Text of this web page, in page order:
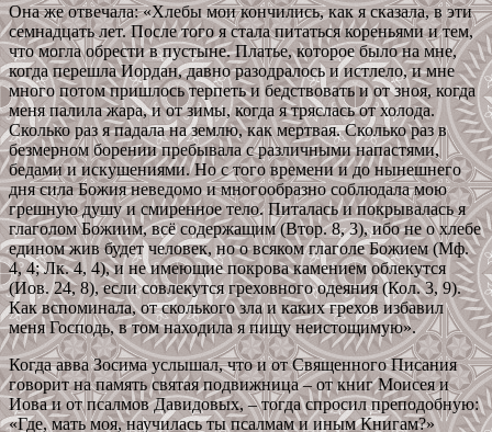
Она же отвечала: «Хлебы мои кончились, как я сказала, в эти
семнадцать лет. После того я стала питаться кореньями и тем,
что могла обрести в пустыне. Платье, которое было на мне,
когда перешла Иордан, давно разодралось и истлело, и мне
много потом пришлось терпеть и бедствовать и от зноя, когда
меня палила жара, и от зимы, когда я тряслась от холода.
Сколько раз я падала на землю, как мертвая. Сколько раз в
безмерном борении пребывала с различными напастями,
бедами и искушениями. Но с того времени и до нынешнего
дня сила Божия неведомо и многообразно соблюдала мою
грешную душу и смиренное тело. Питалась и покрывалась я
глаголом Божиим, всё содержащим (Втор. 8, 3), ибо не о хлебе
едином жив будет человек, но о всяком глаголе Божием (Мф.
4, 4; Лк. 4, 4), и не имеющие покрова камением облекутся
(Иов. 24, 8), если совлекутся греховного одеяния (Кол. 3, 9).
Как вспоминала, от сколького зла и каких грехов избавил
меня Господь, в том находила я пищу неистощимую».
Когда авва Зосима услышал, что и от Священного Писания
говорит на память святая подвижница – от книг Моисея и
Иова и от псалмов Давидовых, – тогда спросил преподобную:
«Где, мать моя, научилась ты псалмам и иным Книгам?»